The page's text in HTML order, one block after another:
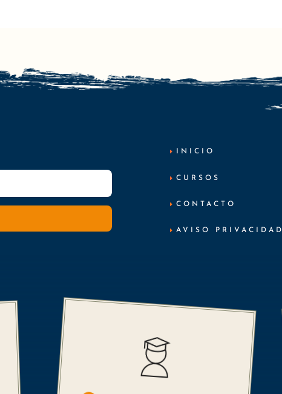
INICIO
CURSOS
CONTACTO
AVISO PRIVACIDAD